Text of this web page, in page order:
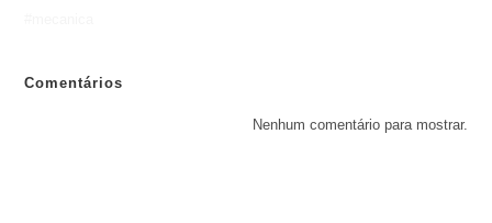
Comentários
Nenhum comentário para mostrar.